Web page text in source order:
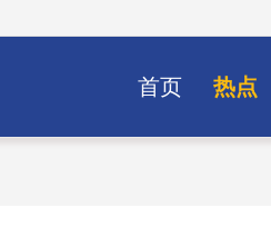
首页 热点